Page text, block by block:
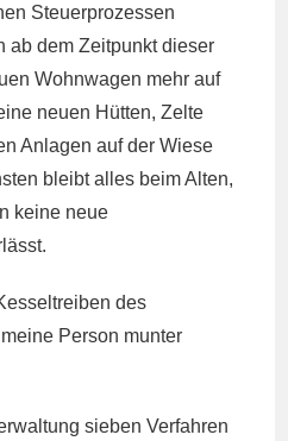
Steuerprozessen
ab dem Zeitpunkt dieser
Wohnwagen mehr auf
neuen Hütten, Zelte
Anlagen auf der Wiese
bleibt alles beim Alten,
keine neue
des
Person munter
sieben Verfahren